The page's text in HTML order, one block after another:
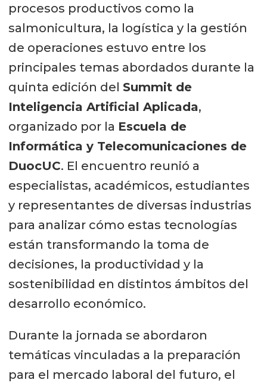
procesos productivos como la
salmonicultura, la logística y la gestión
de operaciones estuvo entre los
principales temas abordados durante la
quinta edición del Summit de
Inteligencia Artificial Aplicada,
organizado por la Escuela de
Informática y Telecomunicaciones de
DuocUC. El encuentro reunió a
especialistas, académicos, estudiantes
y representantes de diversas industrias
para analizar cómo estas tecnologías
están transformando la toma de
decisiones, la productividad y la
sostenibilidad en distintos ámbitos del
desarrollo económico.
Durante la jornada se abordaron
temáticas vinculadas a la preparación
para el mercado laboral del futuro, el